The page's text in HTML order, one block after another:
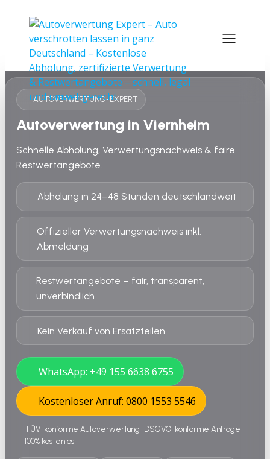
AUTOVERWERTUNG-EXPERT
Autoverwertung in Viernheim
Schnelle Abholung, Verwertungsnachweis & faire
Restwertangebote.
Abholung in 24–48 Stunden deutschlandweit
Offizieller Verwertungsnachweis inkl.
Abmeldung
Restwertangebote – fair, transparent,
unverbindlich
Kein Verkauf von Ersatzteilen
WhatsApp: +49 155 6638 6755
Kostenloser Anruf: 0800 1553 5546
TÜV-konforme Autoverwertung • DSGVO-konforme Anfrage •
100% kostenlos